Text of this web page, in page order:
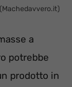
a
potrebbe
prodotto in